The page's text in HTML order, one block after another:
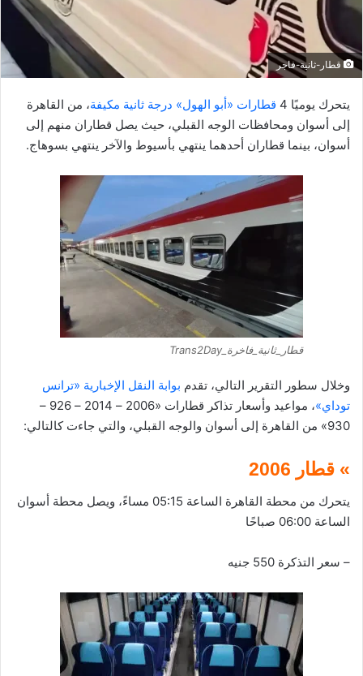
إ
ك
و
ن
ي
قطار-ثانية-فاجر
يتحرك يوميًا 4 قطارات «أبو الهول» درجة ثانية مكيفة، من القاهرة
إلى أسوان ومحافظات الوجه القبلي، حيث يصل قطاران منهم إلى
أسوان، بينما قطاران أحدهما ينتهي بأسيوط والآخر ينتهي بسوهاج.
قطار_ثانية_فاخرة_Trans2Day
وخلال سطور التقرير التالي، تقدم بوابة النقل الإخبارية «ترانس
توداي»
، مواعيد وأسعار تذاكر قطارات «2006 – 2014 – 926 –
930» من القاهرة إلى أسوان والوجه القبلي، والتي جاءت كالتالي:
» قطار 2006
يتحرك من محطة القاهرة الساعة 05:15 مساءً، ويصل محطة أسوان
الساعة 06:00 صباحًا
– سعر التذكرة 550 جنيه